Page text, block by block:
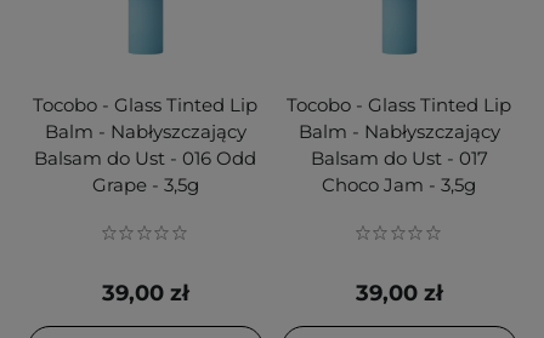
Tocobo - Glass Tinted Lip
Balm - Nabłyszczający
Balsam do Ust - 016 Odd
Grape - 3,5g
39,00 zł
Tocobo - Glass Tinted Lip
Balm - Nabłyszczający
Balsam do Ust - 017
Choco Jam - 3,5g
39,00 zł